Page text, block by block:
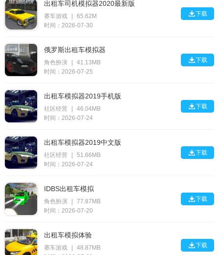
出租车司机模拟器2020最新版
赛车游戏
65.62M
时间：2026-07-30
下载
俄罗斯出租车模拟器
角色扮演
41.13MB
时间：2026-07-25
下载
出租车模拟器2019手机版
社区经营
46.04MB
时间：2026-07-24
下载
出租车模拟器2019中文版
社区经营
51.66MB
时间：2026-07-24
下载
IDBS出租车模拟
角色扮演
77.87MB
时间：2026-07-20
下载
出租车模拟体验
赛车游戏
48.87MB
下载